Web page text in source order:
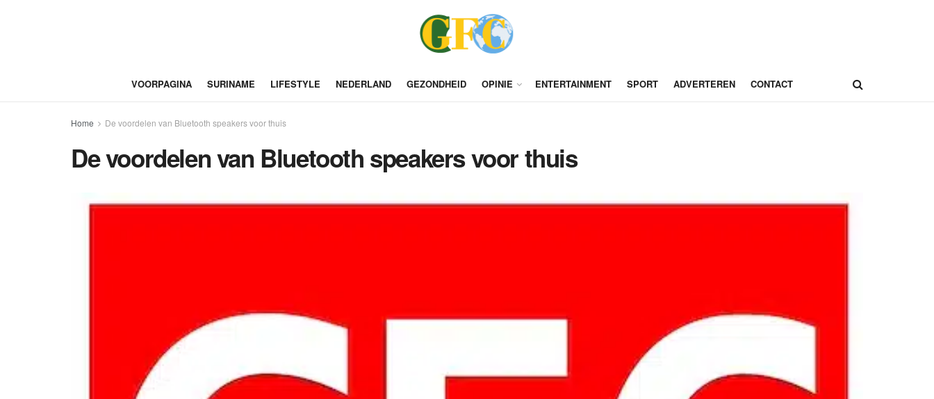
VOORPAGINA SURINAME LIFESTYLE NEDERLAND GEZONDHEID OPINIE ENTERTAINMENT SPORT ADVERTEREN CONTACT
Home De voordelen van Bluetooth speakers voor thuis
De voordelen van Bluetooth speakers voor thuis